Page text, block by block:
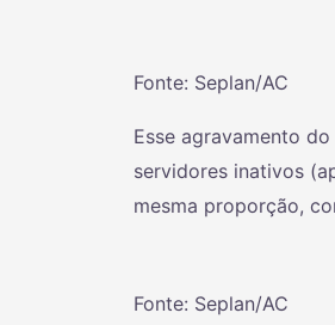
Fonte: Seplan/AC
Esse agravamento
servidores inativos
mesma proporção,
Fonte: Seplan/AC